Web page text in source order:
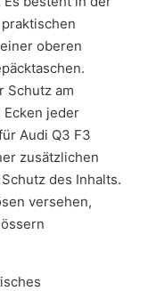
oberen
Schutz am
Ecken jeder
Audi Q3 F3
zusätzlichen
des Inhalts.
versehen,